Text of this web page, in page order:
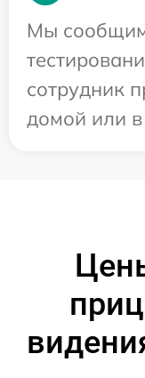
Мы
сотрудник
домой или